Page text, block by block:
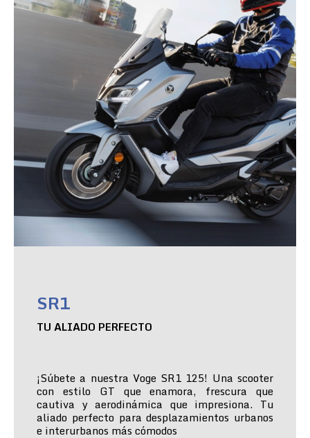
SR1
TU ALIADO PERFECTO
¡Súbete a nuestra Voge SR1 125! Una scooter
con estilo GT que enamora, frescura que
cautiva y aerodinámica que impresiona. Tu
aliado perfecto para desplazamientos urbanos
e interurbanos más cómodos